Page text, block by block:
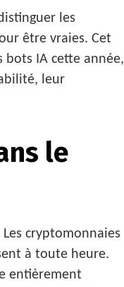
les
être vraies. Cet
IA cette année,
leur
le
cryptomonnaies
à toute heure.
entièrement